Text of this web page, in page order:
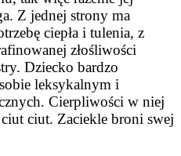
Z jednej strony ma
ciepła i tulenia, z
złośliwości
Dziecko bardzo
leksykalnym i
Cierpliwości w niej
ciut. Zaciekle broni swej